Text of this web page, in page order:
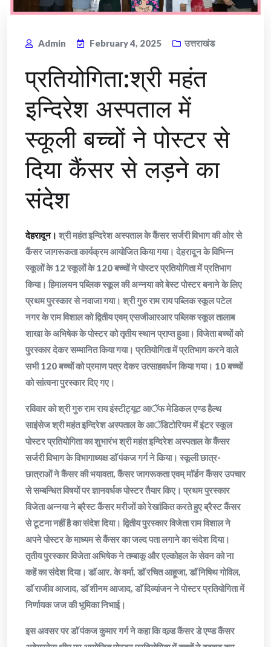
Admin February 4, 2025 उत्तराखंड
प्रतियोगिता:श्री महंत
इन्दिरेश अस्पताल में
स्कूली बच्चों ने पोस्टर से
दिया कैंसर से लड़ने का
संदेश
देहरादून। श्री महंत इन्दिरेश अस्पताल के कैंसर सर्जरी विभाग की ओर से
कैंसर जागरूकता कार्यक्रम आयोजित किया गया। देहरादून के विभिन्न
स्कूलों के 12 स्कूलों के 120 बच्चों ने पोस्टर प्रतियोगिता में प्रतिभाग
किया। हिमालयन पब्लिक स्कूल की अन्नया को बेस्ट पोस्टर बनाने के लिए
प्रथम पुरस्कार से नवाजा गया। श्री गुरु राम राय पब्लिक स्कूल पटेल
नगर के राम विशाल को द्वितीय एवम् एसजीआरआर पब्लिक स्कूल तालाब
शाखा के अभिषेक के पोस्टर को तृतीय स्थान प्राप्त हुआ। विजेता बच्चों को
पुरस्कार देकर सम्मानित किया गया। प्रतियोगिता में प्रतिभाग करने वाले
सभी 120 बच्चों को प्रमाण पत्र देकर उत्साहवर्धन किया गया। 10 बच्चों
को सांत्वना पुरस्कार दिए गए।
रविवार को श्री गुरु राम राय इंस्टीट्यूट आॅफ मेडिकल एण्ड हैल्थ
साइंसेज श्री महंत इन्दिरेश अस्पताल के आॅडिटोरियम में इंटर स्कूल
पोस्टर प्रतियोगिता का शुभारंभ श्री महंत इन्दिरेश अस्पताल के कैंसर
सर्जरी विभाग के विभागाध्यक्ष डाॅ पंकज गर्ग ने किया। स्कूली छात्र-
छात्राओं ने कैंसर की भयावता, कैंसर जागरूकता एवम् माॅर्डन कैंसर उपचार
से सम्बन्धित विषयों पर ज्ञानवर्धक पोस्टर तैयार किए। प्रथम पुरस्कार
विजेता अन्नया ने ब्रैस्ट कैंसर मरीजों को रेखांकित करते हुए ब्रैस्ट कैंसर
से टूटना नहीं है का संदेश दिया। द्वितीय पुरस्कार विजेता राम विशाल ने
अपने पोस्टर के माध्यम से कैंसर का जल्द पता लगाने का संदेश दिया।
तृतीय पुरस्कार विजेता अभिषेक ने तम्बाकू और एल्कोहल के सेवन को ना
कहें का संदेश दिया। डाॅ आर. के वर्मा, डाॅ रचित आहूजा, डाॅ निषिथ गोविल,
डाॅ राजीव आजाद, डाॅ शीनम आजाद, डाॅ दिव्यांजन ने पोस्टर प्रतियोगिता में
निर्णायक जज की भूमिका निभाई।
इस अवसर पर डाॅ पंकज कुमार गर्ग ने कहा कि वल्र्ड कैंसर डे एण्ड कैंसर